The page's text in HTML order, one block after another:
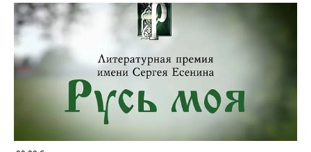
также комната для хранения лекарственных препаратов и
другие вспомогательные. В Веселовке новый ФАП
расположится на участке №58 по улице Ленина, в Кувашах –
на Советской, 79.